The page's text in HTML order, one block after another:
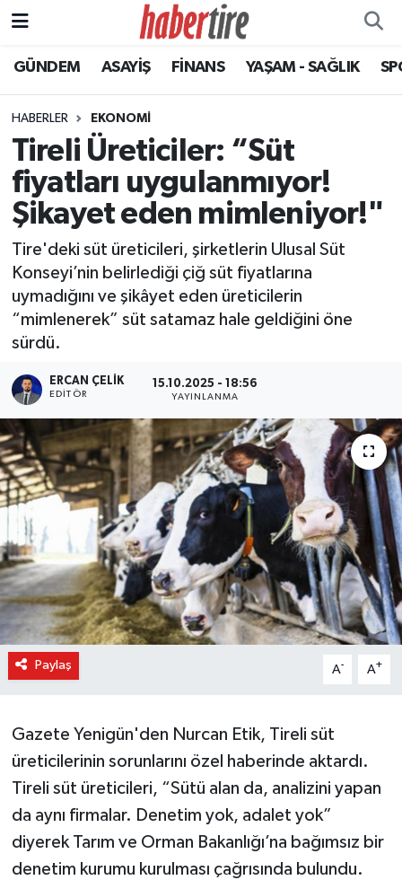
GÜNDEM ASAYİŞ FİNANS YAŞAM - SAĞLIK
HABERLER EKONOMİ
Tireli Üreticiler: “Süt
fiyatları uygulanmıyor!
Şikayet eden mimleniyor!"
Tire'deki süt üreticileri, şirketlerin Ulusal Süt
Konseyi’nin belirlediği çiğ süt fiyatlarına
uymadığını ve şikâyet eden üreticilerin
“mimlenerek” süt satamaz hale geldiğini öne
sürdü.
ERCAN ÇELIK
EDITÖR
15.10.2025 - 18:56
YAYINLANMA
Paylaş A- A+
Gazete Yenigün'den Nurcan Etik, Tireli süt
üreticilerinin sorunlarını özel haberinde aktardı.
Tireli süt üreticileri, “Sütü alan da, analizini yapan
da aynı firmalar. Denetim yok, adalet yok”
diyerek Tarım ve Orman Bakanlığı’na bağımsız bir
denetim kurumu kurulması çağrısında bulundu.
Tire Nöbetçi Eczaneler
Tire Hava Durumu
Tire Trafik Yoğunluk Haritası
Süper Lig Puan Durumu ve Fikstür
Tüm Manşetler
Son Dakika Haberleri
Haber Arşivi